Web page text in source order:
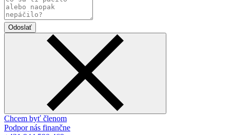
Odoslať
Chcem byť členom
Podpor nás finančne